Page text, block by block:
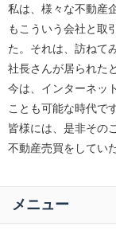
私は、様々な不動産
もこういう会社と取
た。それは、訪ねて
社長さんが居られた
今は、インターネッ
ことも可能な時代です
皆様には、是非その
不動産売買をしてい
メニュー